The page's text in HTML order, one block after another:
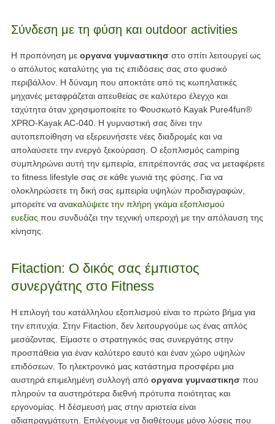
Σύνδεση με τη φύση και outdoor activities
Η προπόνηση με οργανα γυμναστικησστο σπίτι λειτουργεί ως
ο απόλυτος καταλύτης για τις επιδόσεις σας στο φυσικό
περιβάλλον. Η δύναμη που αποκτάτε από τις κωπηλατικές
μηχανές μεταφράζεται απευθείας σε καλύτερο έλεγχο και
ταχύτητα όταν χρησιμοποιείτε το Φουσκωτό Kayak Pure4fun®
XPRO-Kayak AC-040. Η γυμναστική σας δίνει την
αυτοπεποίθηση να εξερευνήσετε νέες διαδρομές και να
απολαύσετε την ενεργό ξεκούραση. Ο εξοπλισμός camping
συμπληρώνει αυτή την εμπειρία, επιτρέποντάς σας να μεταφέρετε
το fitness lifestyle σας σε κάθε γωνιά της φύσης. Για να
ολοκληρώσετε τη δική σας εμπειρία υψηλών προδιαγραφών,
μπορείτε να ανακαλύψετε την πλήρη γκάμα εξοπλισμού
ευεξίας που συνδυάζει την τεχνική υπεροχή με την απόλαυση της
κίνησης.
Fitaction: Ο δικός σας έμπιστος
συνεργάτης στο Fitness
Η επιλογή του κατάλληλου εξοπλισμού είναι το πρώτο βήμα για
την επιτυχία. Στην Fitaction, δεν λειτουργούμε ως ένας απλός
μεσάζοντας. Είμαστε ο στρατηγικός σας συνεργάτης στην
προσπάθεια για έναν καλύτερο εαυτό και έναν χώρο υψηλών
επιδόσεων. Το ηλεκτρονικό μας κατάστημα προσφέρει μια
αυστηρά επιμελημένη συλλογή από οργανα γυμναστικησπου
πληρούν τα αυστηρότερα διεθνή πρότυπα ποιότητας και
εργονομίας. Η δέσμευσή μας στην αριστεία είναι
αδιαπραγμάτευτη. Επιλέγουμε να διαθέτουμε μόνο λύσεις που